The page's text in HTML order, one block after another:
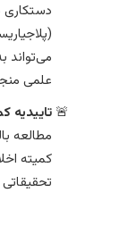
دستکاری
علمی
تاییدیه
مطالعه
کمیته